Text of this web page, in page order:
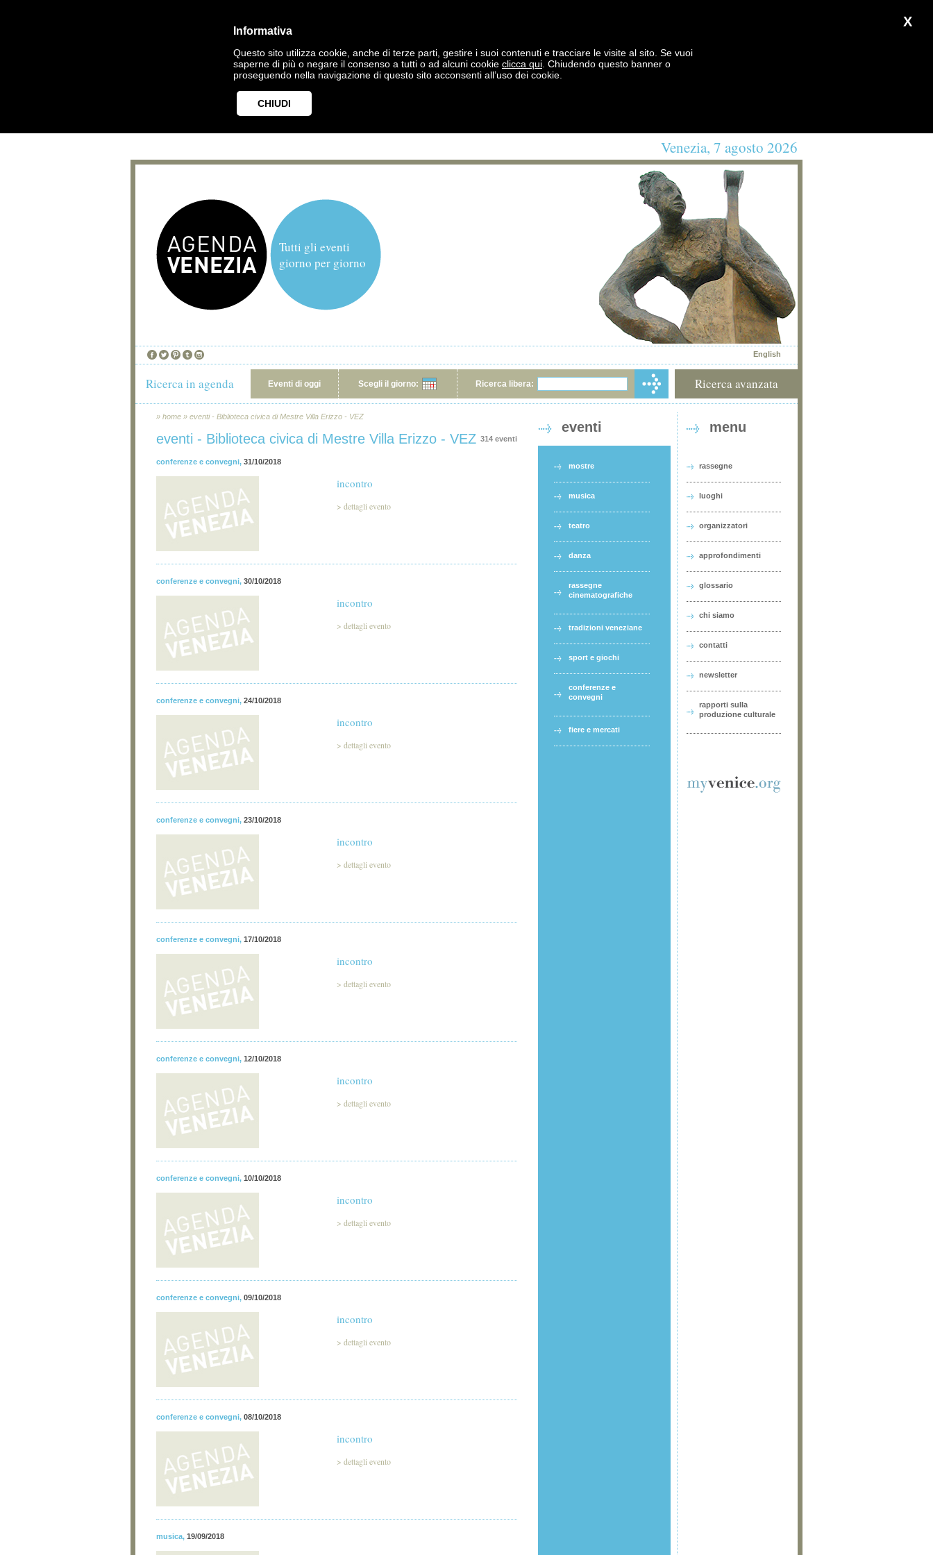
X
Informativa
Questo sito utilizza cookie, anche di terze parti, gestire i suoi contenuti e tracciare le visite al sito. Se vuoi
saperne di più o negare il consenso a tutti o ad alcuni cookie clicca qui . Chiudendo questo banner o
proseguendo nella navigazione di questo sito acconsenti all’uso dei cookie.
CHIUDI
Venezia, 7 agosto 2026
Tutti gli eventi
giorno per giorno
English
Ricerca in agenda Eventi di oggi Scegli il giorno: Ricerca libera: Ricerca avanzata
» home » eventi - Biblioteca civica di Mestre Villa Erizzo - VEZ
314 eventi
eventi - Biblioteca civica di Mestre Villa Erizzo - VEZ
conferenze e convegni, 31/10/2018
incontro
> dettagli evento
conferenze e convegni, 30/10/2018
incontro
> dettagli evento
conferenze e convegni, 24/10/2018
incontro
> dettagli evento
conferenze e convegni, 23/10/2018
incontro
> dettagli evento
conferenze e convegni, 17/10/2018
incontro
> dettagli evento
conferenze e convegni, 12/10/2018
incontro
> dettagli evento
conferenze e convegni, 10/10/2018
incontro
> dettagli evento
conferenze e convegni, 09/10/2018
incontro
> dettagli evento
conferenze e convegni, 08/10/2018
incontro
> dettagli evento
musica, 19/09/2018
eventi
mostre
musica
teatro
danza
rassegne
cinematografiche
tradizioni veneziane
sport e giochi
conferenze e
convegni
fiere e mercati
menu
rassegne
luoghi
organizzatori
approfondimenti
glossario
chi siamo
contatti
newsletter
rapporti sulla
produzione culturale